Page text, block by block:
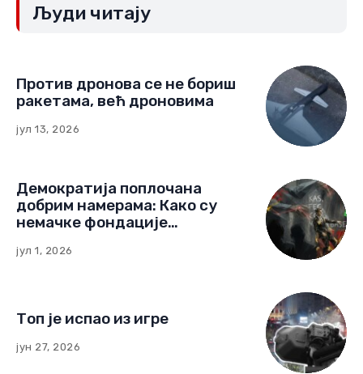
Људи читају
Против дронова се не бориш
ракетама, већ дроновима
јул 13, 2026
Демократија поплочана
добрим намерама: Како су
немачке фондације
Црној Гори
јул 1, 2026
Топ је испао из игре
јун 27, 2026